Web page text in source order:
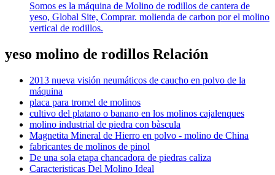
Somos es la máquina de Molino de rodillos de cantera de
yeso, Global Site, Comprar. molienda de carbon por el molino
vertical de rodillos.
yeso molino de rodillos Relación
2013 nueva visión neumáticos de caucho en polvo de la
máquina
placa para tromel de molinos
cultivo del platano o banano en los molinos cajalenques
molino industrial de piedra con bàscula
Magnetita Mineral de Hierro en polvo - molino de China
fabricantes de molinos de pinol
De una sola etapa chancadora de piedras caliza
Caracteristicas Del Molino Ideal